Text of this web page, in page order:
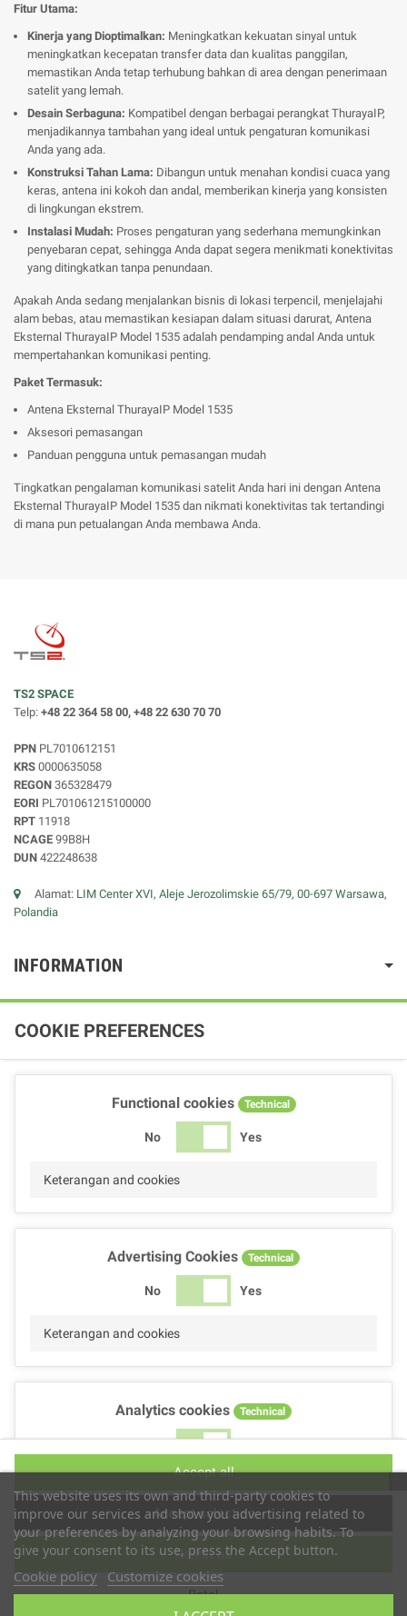
Fitur Utama:
Kinerja yang Dioptimalkan: Meningkatkan kekuatan sinyal untuk
meningkatkan kecepatan transfer data dan kualitas panggilan,
memastikan Anda tetap terhubung bahkan di area dengan penerimaan
satelit yang lemah.
Desain Serbaguna: Kompatibel dengan berbagai perangkat ThurayaIP,
menjadikannya tambahan yang ideal untuk pengaturan komunikasi
Anda yang ada.
Konstruksi Tahan Lama: Dibangun untuk menahan kondisi cuaca yang
keras, antena ini kokoh dan andal, memberikan kinerja yang konsisten
di lingkungan ekstrem.
Instalasi Mudah: Proses pengaturan yang sederhana memungkinkan
penyebaran cepat, sehingga Anda dapat segera menikmati konektivitas
yang ditingkatkan tanpa penundaan.
Apakah Anda sedang menjalankan bisnis di lokasi terpencil, menjelajahi
alam bebas, atau memastikan kesiapan dalam situasi darurat, Antena
Eksternal ThurayaIP Model 1535 adalah pendamping andal Anda untuk
mempertahankan komunikasi penting.
Paket Termasuk:
Antena Eksternal ThurayaIP Model 1535
Aksesori pemasangan
Panduan pengguna untuk pemasangan mudah
Tingkatkan pengalaman komunikasi satelit Anda hari ini dengan Antena
Eksternal ThurayaIP Model 1535 dan nikmati konektivitas tak tertandingi
di mana pun petualangan Anda membawa Anda.
TS2 SPACE
Telp: +48 22 364 58 00, +48 22 630 70 70
PPN PL7010612151
KRS 0000635058
REGON 365328479
EORI PL701061215100000
RPT 11918
NCAGE 99B8H
DUN 422248638
Alamat: LIM Center XVI, Aleje Jerozolimskie 65/79, 00-697 Warsawa,
Polandia
INFORMATION
This website uses its own and third-party cookies to
improve our services and show you advertising related to
your preferences by analyzing your browsing habits. To
give your consent to its use, press the Accept button.
Cookie policy Customize cookies
COOKIE PREFERENCES
Functional cookies Technical
No Yes
Keterangan and cookies
Advertising Cookies Technical
No Yes
Keterangan and cookies
Analytics cookies Technical
No Yes
Performance cookies
No Yes
Batal
Reject all
Accept selection
Accept all